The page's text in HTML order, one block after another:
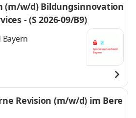
(m/w/d) Bildungsinnovation
- (S 2026-09/B9)
Revision (m/w/d) im Bere